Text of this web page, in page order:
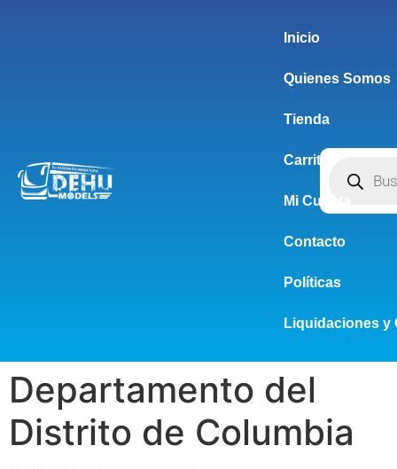
Inicio
Quienes Somos
Tienda
Carrito
Mi Cuenta
Contacto
Políticas
Liquidaciones y
Departamento del
Distrito de Columbia